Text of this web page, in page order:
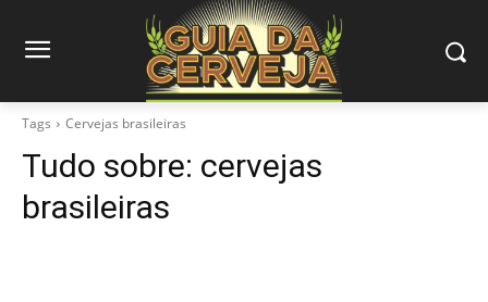
Tags Cervejas brasileiras
Tudo sobre: cervejas
brasileiras